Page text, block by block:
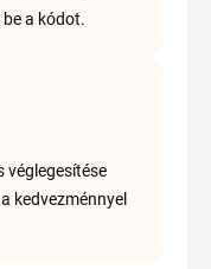
be a kódot.
véglegesítése
kedvezménnyel